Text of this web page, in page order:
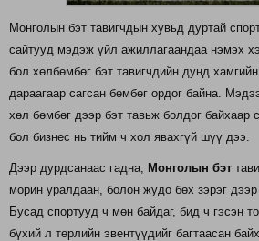
Монголын бэт тавигчдын хувьд дуртай
сайтууд мэдэж үйл ажиллагаандаа нэмэх
бол хөлбөмбөг бэт тавигчдийн дунд
дараагаар сагсан бөмбөг ордог байна.
хөл бөмбөг дээр бэт тавьж болдог байхаар
бол бизнес нь тийм ч хол явахгүй шүү дээ.
Дээр дурдсанаас гадна, Монголын бэт
морин уралдаан, болон жудо бөх зэрэг дээр
Бусад спортууд ч мөн байдаг, бид ч гэсэн
бүхий л төрлийн эвентүүдийг багтаасан